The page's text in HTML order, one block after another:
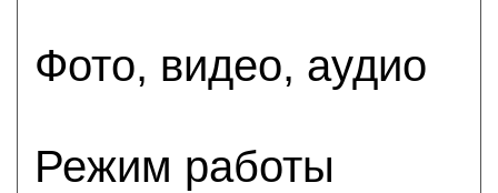
Фото, видео, аудио
Режим работы